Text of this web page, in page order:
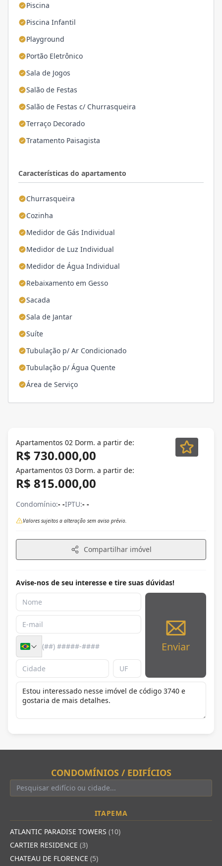
Piscina
Piscina Infantil
Playground
Portão Eletrônico
Sala de Jogos
Salão de Festas
Salão de Festas c/ Churrasqueira
Terraço Decorado
Tratamento Paisagista
Características do apartamento
Churrasqueira
Cozinha
Medidor de Gás Individual
Medidor de Luz Individual
Medidor de Água Individual
Rebaixamento em Gesso
Sacada
Sala de Jantar
Suíte
Tubulação p/ Ar Condicionado
Tubulação p/ Água Quente
Área de Serviço
Apartamentos 02 Dorm. a partir de:
R$ 730.000,00
Apartamentos 03 Dorm. a partir de:
R$ 815.000,00
Condomínio:- -IPTU:- -
Valores sujeitos a alteração sem aviso prévio.
Compartilhar imóvel
Avise-nos de seu interesse e tire suas dúvidas!
Enviar
CONDOMÍNIOS / EDIFÍCIOS
ITAPEMA
ATLANTIC PARADISE TOWERS (10)
CARTIER RESIDENCE (3)
CHATEAU DE FLORENCE (5)